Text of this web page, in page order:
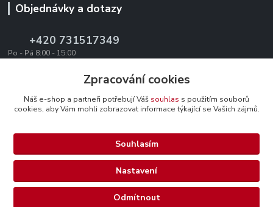
Objednávky a dotazy
+420 731517349
Po - Pá 8:00 - 15:00
office@texevo.cz
Upravit sběr cookies.
Selma-steel.cz - Všechna práva vyhrazena.
Zpracování cookies
Náš e-shop a partneři potřebují Váš souhlas s použitím souborů
cookies, aby Vám mohli zobrazovat informace týkající se Vašich zájmů.
Nastavení
Souhlasím